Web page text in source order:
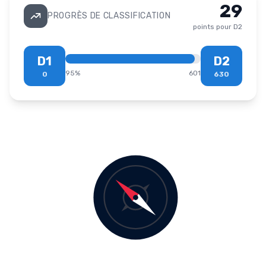
PROGRÈS DE CLASSIFICATION 29
points pour D2
D1
0 95% 601
D2
630